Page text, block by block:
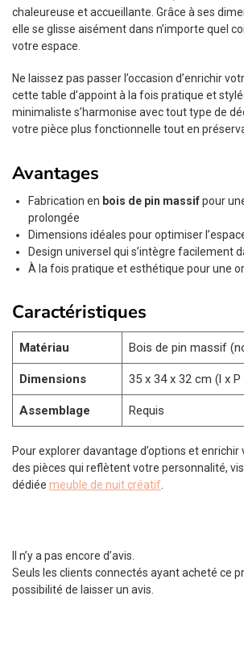
chaleureuse et accueillante. Grâce à ses
elle se glisse aisément dans n’importe quel
votre espace.
Ne laissez pas passer l’occasion d’enrichir
cette table d’appoint à la fois pratique et
minimaliste s’harmonise avec tout type de
votre pièce plus fonctionnelle tout en
Avantages
Fabrication en bois de pin massifpour
prolongée
Dimensions idéales pour optimiser
Design universel qui s’intègre facilement
À la fois pratique et esthétique pour une
Caractéristiques
Matériau Bois de pin massif
Dimensions 35 x 34 x 32 cm (l x P
Assemblage Requis
Pour explorer davantage d’options et enrichir
des pièces qui reflètent votre personnalité,
dédiée meuble de nuit créatif
Il n’y a pas encore d’avis.
Seuls les clients connectés ayant acheté ce
possibilité de laisser un avis.